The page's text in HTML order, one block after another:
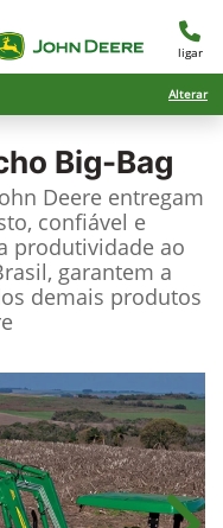
ligar
Alterar
Big-Bag
Deere entregam
confiável e
produtividade ao
garantem a
demais produtos